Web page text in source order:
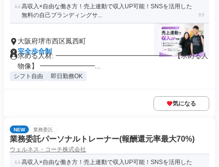
高収入×自由な働き方！売上連動で収入UP可能！SNSを活用した
無料の自己ブランディングサ...
大阪府堺市西区鳳西町
完全歩合制
求める人材: ━━━━━━━━━━━━━━━━━ 【求める人
物像】 ━━━━━━━━...
シフト自由 即日勤務OK
気になる
NEW 業務委託
業務委託パーソナルトレーナー(報酬還元率最大70%)
ウェルネス・コーチ株式会社
高収入×自由な働き方！売上連動で収入UP可能！SNSを活用した